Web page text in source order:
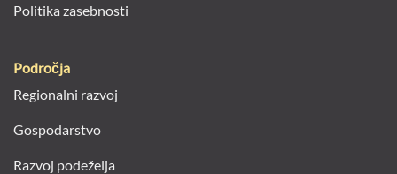
Politika zasebnosti
Področja
Regionalni razvoj
Gospodarstvo
Razvoj podeželja